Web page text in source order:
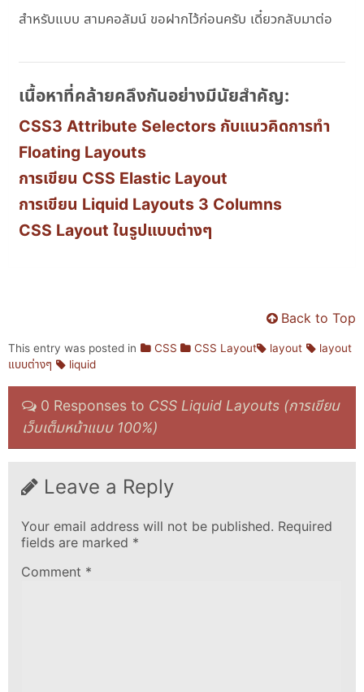
สำหรับแบบ สามคอลัมน์ ขอฝากไว้ก่อนครับ เดี๋ยวกลับมาต่อ
เนื้อหาที่คล้ายคลึงกันอย่างมีนัยสำคัญ:
CSS3 Attribute Selectors กับแนวคิดการทำ
Floating Layouts
การเขียน CSS Elastic Layout
การเขียน Liquid Layouts 3 Columns
CSS Layout ในรูปแบบต่างๆ
Back to Top
This entry was posted in CSS CSS Layout layout
layout
แบบต่างๆ
liquid
0 Responses to CSS Liquid Layouts (การเขียน
เว็บเต็มหน้าแบบ 100%)
Leave a Reply
Your email address will not be published. Required
fields are marked *
Comment *